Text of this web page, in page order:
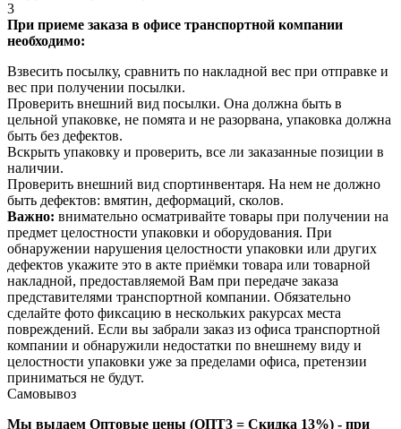
3
При приеме заказа в офисе транспортной компании
необходимо:
Взвесить посылку, сравнить по накладной вес при отправке и
вес при получении посылки.
Проверить внешний вид посылки. Она должна быть в
цельной упаковке, не помята и не разорвана, упаковка должна
быть без дефектов.
Вскрыть упаковку и проверить, все ли заказанные позиции в
наличии.
Проверить внешний вид спортинвентаря. На нем не должно
быть дефектов: вмятин, деформаций, сколов.
Важно: внимательно осматривайте товары при получении на
предмет целостности упаковки и оборудования. При
обнаружении нарушения целостности упаковки или других
дефектов укажите это в акте приёмки товара или товарной
накладной, предоставляемой Вам при передаче заказа
представителями транспортной компании. Обязательно
сделайте фото фиксацию в нескольких ракурсах места
повреждений. Если вы забрали заказ из офиса транспортной
компании и обнаружили недостатки по внешнему виду и
целостности упаковки уже за пределами офиса, претензии
приниматься не будут.
Самовывоз
Мы выдаем Оптовые цены (ОПТ3 = Скидка 13%) - при